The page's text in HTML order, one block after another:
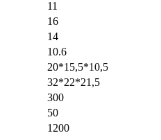
11
16
14
10.6
20*15,5*10,5
32*22*21,5
300
50
1200